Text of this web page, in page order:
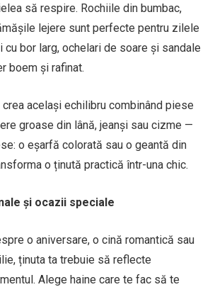
să respire. Rochiile din bumbac,
lejere sunt perfecte pentru zilele
cu bor larg, ochelari de soare și sandale
boem și rafinat.
același echilibru combinând piese
groase din lână, jeanși sau cizme —
o eșarfă colorată sau o geantă din
o ținută practică într-una chic.
și ocazii speciale
o aniversare, o cină romantică sau
ținuta ta trebuie să reflecte
Alege haine care te fac să te